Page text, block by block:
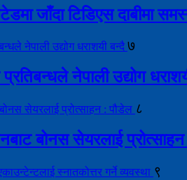
जाँदा टिडिएस दाबीमा
७
नेपाली उद्योग
८
बोनस सेयरलाई
९